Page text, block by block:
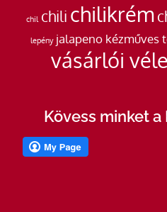
chil chili chilikrém
lepény jalapeno kézműves
vásárlói
Kövess minket a